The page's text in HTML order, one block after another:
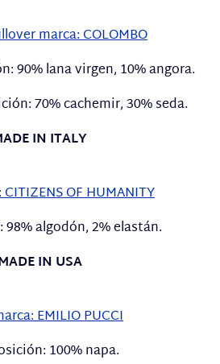
marca: COLOMBO
90% lana virgen, 10% angora.
70% cachemir, 30% seda.
IN ITALY
OF HUMANITY
algodón, 2% elastán.
IN USA
EMILIO PUCCI
100% napa.